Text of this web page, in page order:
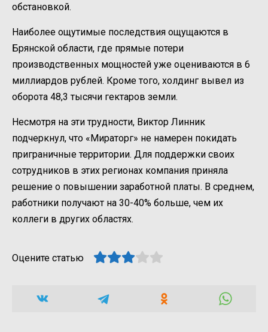
обстановкой.
Наиболее ощутимые последствия ощущаются в
Брянской области, где прямые потери
производственных мощностей уже оцениваются в 6
миллиардов рублей. Кроме того, холдинг вывел из
оборота 48,3 тысячи гектаров земли.
Несмотря на эти трудности, Виктор Линник
подчеркнул, что «Мираторг» не намерен покидать
приграничные территории. Для поддержки своих
сотрудников в этих регионах компания приняла
решение о повышении заработной платы. В среднем,
работники получают на 30-40% больше, чем их
коллеги в других областях.
Оцените статью